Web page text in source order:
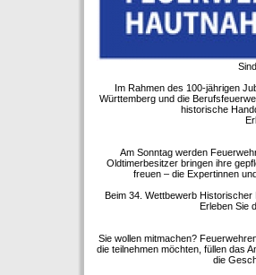
Im Rahmen des 100-jährigen
Württemberg und die
historische
Am Sonntag werden
Oldtimerbesitzer bringen ihre
freuen – die Expertinnen
Beim 34. Wettbewerb
Erleben Sie
Sie wollen mitmachen?
die teilnehmen möchten, füllen das
die